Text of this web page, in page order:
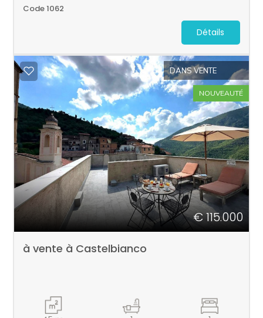
Code 1062
Détails
DANS VENTE
NOUVEAUTÉ
€ 115.000
à vente à Castelbianco